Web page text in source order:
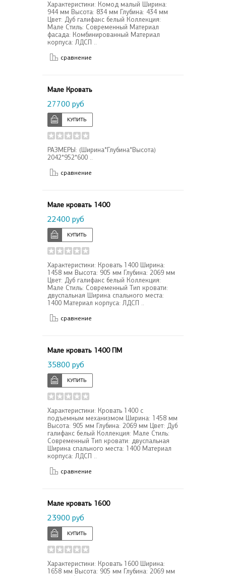
Характеристики: Комод малый Ширина:
944 мм Высота: 834 мм Глубина: 434 мм
Цвет: Дуб галифакс белый Коллекция:
Мале Стиль: Современный Материал
фасада: Комбинированный Материал
корпуса: ЛДСП ..
сравнение
Мале Кровать
27700 руб
РАЗМЕРЫ: (Ширина*Глубина*Высота)
2042*952*600 ..
сравнение
Мале кровать 1400
22400 руб
Характеристики: Кровать 1400 Ширина:
1458 мм Высота: 905 мм Глубина: 2069 мм
Цвет: Дуб галифакс белый Коллекция:
Мале Стиль: Современный Тип кровати:
двуспальная Ширина спального места:
1400 Материал корпуса: ЛДСП ..
сравнение
Мале кровать 1400 ПМ
35800 руб
Характеристики: Кровать 1400 с
подъемным механизмом Ширина: 1458 мм
Высота: 905 мм Глубина: 2069 мм Цвет: Дуб
галифакс белый Коллекция: Мале Стиль:
Современный Тип кровати: двуспальная
Ширина спального места: 1400 Материал
корпуса: ЛДСП ..
сравнение
Мале кровать 1600
23900 руб
Характеристики: Кровать 1600 Ширина:
1658 мм Высота: 905 мм Глубина: 2069 мм